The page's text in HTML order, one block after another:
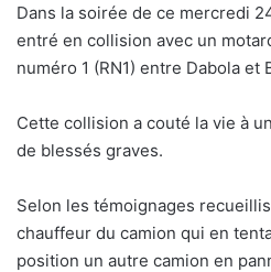
Dans la soirée de ce mercredi
entré en collision avec un
numéro 1 (RN1) entre Dabola et
Cette collision a couté la vie à
de blessés graves.
Selon les témoignages
chauffeur du camion qui en
position un autre camion en